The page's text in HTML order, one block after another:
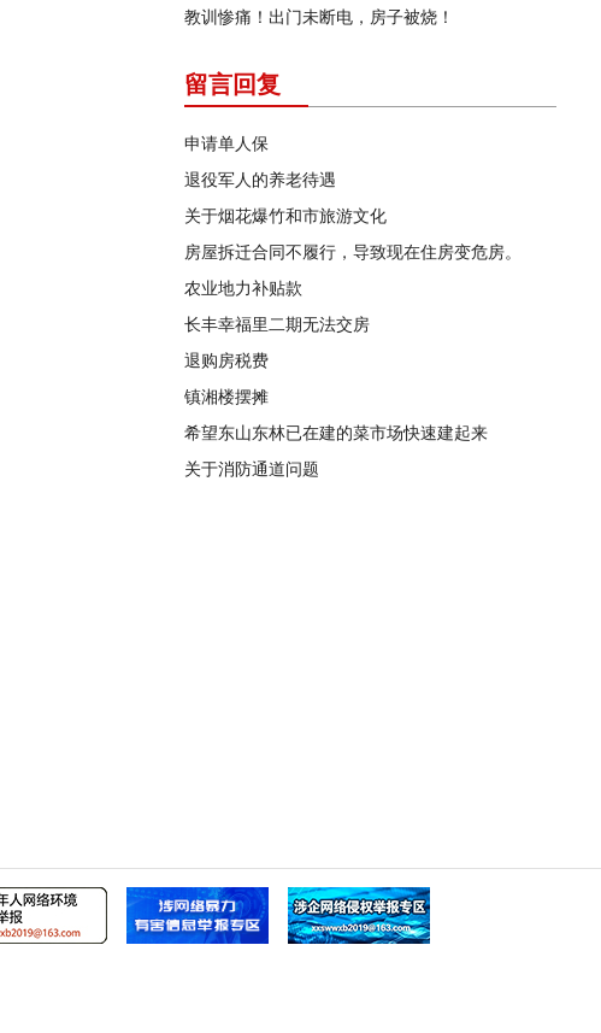
教训惨痛！出门未断电，房子被烧！
留言回复
申请单人保
退役军人的养老待遇
关于烟花爆竹和市旅游文化
房屋拆迁合同不履行，导致现在住房变危房。
农业地力补贴款
长丰幸福里二期无法交房
退购房税费
镇湘楼摆摊
希望东山东林已在建的菜市场快速建起来
关于消防通道问题